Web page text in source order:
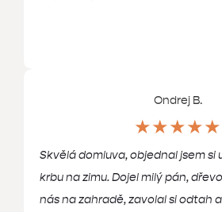
Ondrej B.
★★★★★
Skvělá domluva, objednal jsem si
krbu na zimu. Dojel milý pán,
nás na zahradě, zavolal si odtah